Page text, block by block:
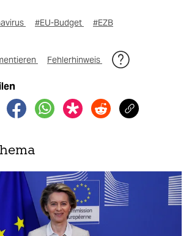
#EU-Budget #EZB
Fehlerhinweis